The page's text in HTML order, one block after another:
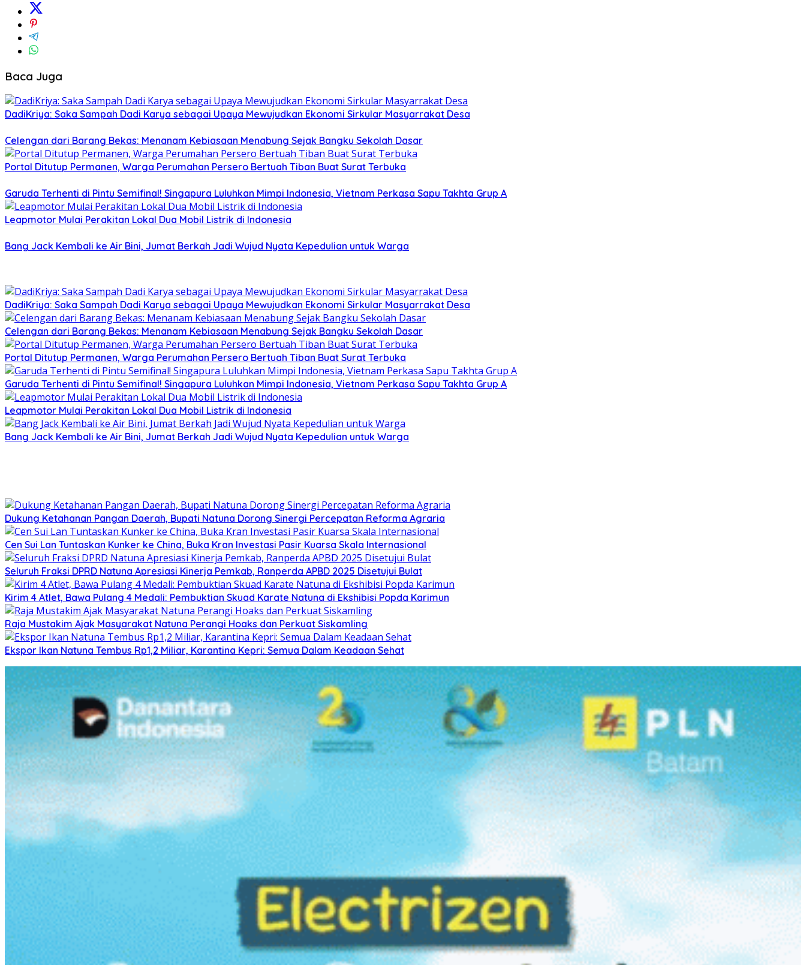
Baca Juga
DadiKriya: Saka Sampah Dadi Karya sebagai Upaya Mewujudkan Ekonomi Sirkular Masyarrakat Desa
Celengan dari Barang Bekas: Menanam Kebiasaan Menabung Sejak Bangku Sekolah Dasar
Portal Ditutup Permanen, Warga Perumahan Persero Bertuah Tiban Buat Surat Terbuka
Garuda Terhenti di Pintu Semifinal! Singapura Luluhkan Mimpi Indonesia, Vietnam Perkasa Sapu Takhta Grup A
Leapmotor Mulai Perakitan Lokal Dua Mobil Listrik di Indonesia
Bang Jack Kembali ke Air Bini, Jumat Berkah Jadi Wujud Nyata Kepedulian untuk Warga
DadiKriya: Saka Sampah Dadi Karya sebagai Upaya Mewujudkan Ekonomi Sirkular Masyarrakat Desa
Celengan dari Barang Bekas: Menanam Kebiasaan Menabung Sejak Bangku Sekolah Dasar
Portal Ditutup Permanen, Warga Perumahan Persero Bertuah Tiban Buat Surat Terbuka
Garuda Terhenti di Pintu Semifinal! Singapura Luluhkan Mimpi Indonesia, Vietnam Perkasa Sapu Takhta Grup A
Leapmotor Mulai Perakitan Lokal Dua Mobil Listrik di Indonesia
Bang Jack Kembali ke Air Bini, Jumat Berkah Jadi Wujud Nyata Kepedulian untuk Warga
Dukung Ketahanan Pangan Daerah, Bupati Natuna Dorong Sinergi Percepatan Reforma Agraria
Cen Sui Lan Tuntaskan Kunker ke China, Buka Kran Investasi Pasir Kuarsa Skala Internasional
Seluruh Fraksi DPRD Natuna Apresiasi Kinerja Pemkab, Ranperda APBD 2025 Disetujui Bulat
Kirim 4 Atlet, Bawa Pulang 4 Medali: Pembuktian Skuad Karate Natuna di Ekshibisi Popda Karimun
Raja Mustakim Ajak Masyarakat Natuna Perangi Hoaks dan Perkuat Siskamling
Ekspor Ikan Natuna Tembus Rp1,2 Miliar, Karantina Kepri: Semua Dalam Keadaan Sehat